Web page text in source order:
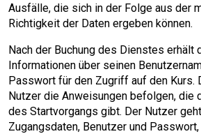
Ausfälle, die sich in der Folge aus der
Richtigkeit der Daten ergeben können.
Nach der Buchung des Dienstes erhält
Informationen über seinen
Passwort für den Zugriff auf den Kurs.
Nutzer die Anweisungen befolgen, die
des Startvorgangs gibt. Der Nutzer
Zugangsdaten, Benutzer und